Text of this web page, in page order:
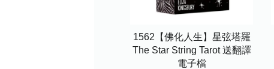
1562【佛化人生】星弦塔羅
The Star String Tarot 送翻譯
電子檔